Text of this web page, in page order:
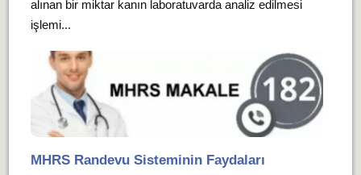
alınan bir miktar kanın laboratuvarda analiz edilmesi
işlemi...
MHRS Randevu Sisteminin Faydaları